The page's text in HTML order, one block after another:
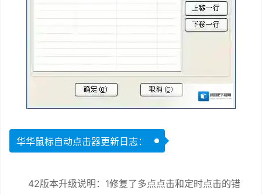
华华鼠标自动点击器更新日志：
42版本升级说明：1修复了多点点击和定时点击的错